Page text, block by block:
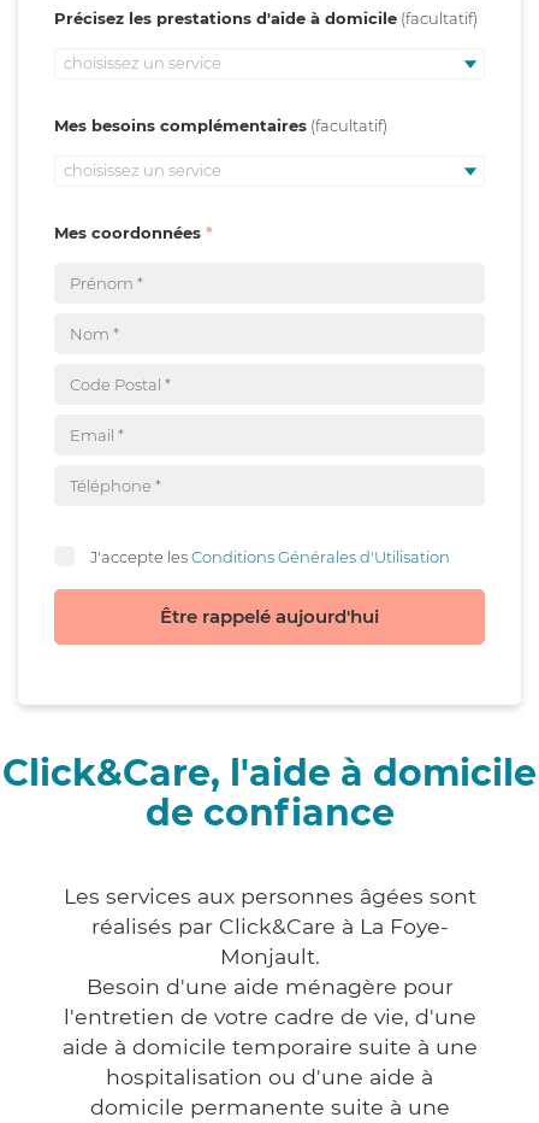
Précisez les prestations d'aide à domicile
choisissez un service
Mes besoins complémentaires
choisissez un service
Mes coordonnées
J'accepte lesConditions Générales d'Utilisation
Être rappelé aujourd'hui
Click&Care, l'aide à domicile
de confiance
Les services aux personnes âgées sont
réalisés par Click&Care à La Foye-
Monjault.
Besoin d'une aide ménagère pour
l'entretien de votre cadre de vie, d'une
aide à domicile temporaire suite à une
hospitalisation ou d'une aide à
domicile permanente suite à une